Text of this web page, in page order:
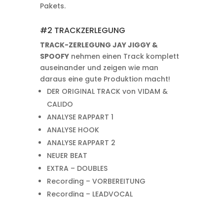
Pakets.
#2 TRACKZERLEGUNG
TRACK-ZERLEGUNG JAY JIGGY &
SPOOFYnehmen einen Track komplett
auseinander und zeigen wie man
daraus eine gute Produktion macht!
DER ORIGINAL TRACK von VIDAM &
CALIDO
ANALYSE RAPPART 1
ANALYSE HOOK
ANALYSE RAPPART 2
NEUER BEAT
EXTRA – DOUBLES
Recording – VORBEREITUNG
Recording – LEADVOCAL